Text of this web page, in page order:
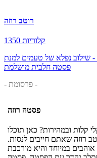
רוטב רוזה
1350 קלוריות
- שילוב נפלא של טעמים למנת
פסטה חלבית מושלמת
- פרסומת -
פסטה רוזה
קלות ובמהירות? כאן תוכלו
רוזה שאתם חייבים לנסות.
במיוחד והיא מורכבת